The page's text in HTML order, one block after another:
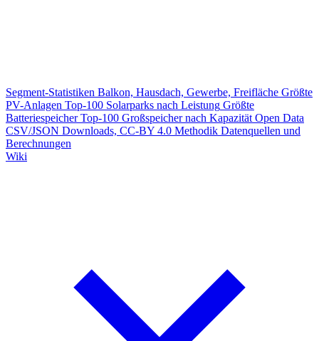
Segment-Statistiken Balkon, Hausdach, Gewerbe, Freifläche Größte
PV-Anlagen Top-100 Solarparks nach Leistung Größte
Batteriespeicher Top-100 Großspeicher nach Kapazität Open Data
CSV/JSON Downloads, CC-BY 4.0 Methodik Datenquellen und
Berechnungen
Wiki